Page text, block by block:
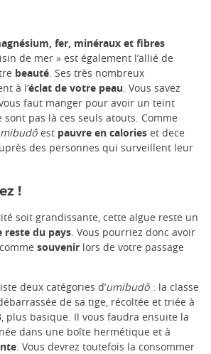
fer, minéraux et fibres
de mer » est également l’allié de
beauté. Ses très nombreux
à l’éclat de votre peau. Vous savez
faut manger pour avoir un teint
sont pas là ces seuls atouts. Comme
est pauvre en calories et dece
des personnes qui surveillent leur
!
soit grandissante, cette algue reste un
reste du pays. Vous pourriez donc avoir
souvenir lors de votre passage
deux catégories d’umibudô : la classe
de sa tige, récoltée et triée à
plus basique. Il vous faudra ensuite la
dans une boîte hermétique et à
. Vous devrez toutefois la consommer